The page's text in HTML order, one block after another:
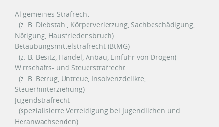
Allgemeines Strafrecht
(z. B. Diebstahl, Körperverletzung, Sachbeschädigung,
Nötigung, Hausfriedensbruch)
Betäubungsmittelstrafrecht (BtMG)
(z. B. Besitz, Handel, Anbau, Einfuhr von Drogen)
Wirtschafts- und Steuerstrafrecht
(z. B. Betrug, Untreue, Insolvenzdelikte,
Steuerhinterziehung)
Jugendstrafrecht
(spezialisierte Verteidigung bei Jugendlichen und
Heranwachsenden)